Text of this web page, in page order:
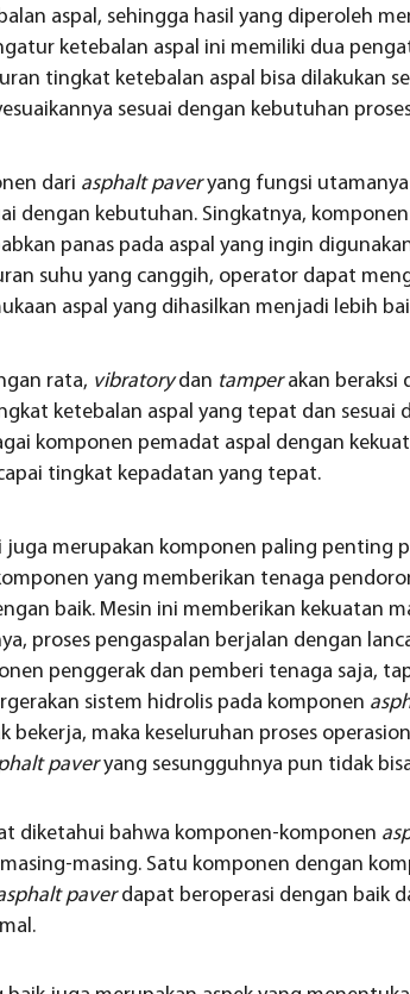
aspal, sehingga hasil yang diperoleh
ketebalan aspal ini memiliki dua
tingkat ketebalan aspal bisa dilakukan
sesuai dengan kebutuhan
dari asphalt paveryang fungsi
dengan kebutuhan. Singkatnya,
panas pada aspal yang ingin
suhu yang canggih, operator dapat
aspal yang dihasilkan menjadi lebih
rata, vibratorydan tamperakan beraksi
ketebalan aspal yang tepat dan sesuai
komponen pemadat aspal dengan
tingkat kepadatan yang tepat.
juga merupakan komponen paling penting
yang memberikan tenaga
baik. Mesin ini memberikan kekuatan
proses pengaspalan berjalan dengan
penggerak dan pemberi tenaga saja,
sistem hidrolis pada komponen
bekerja, maka keseluruhan proses
paveryang sesungguhnya pun tidak
diketahui bahwa komponen-komponen
masing. Satu komponen dengan
paverdapat beroperasi dengan baik